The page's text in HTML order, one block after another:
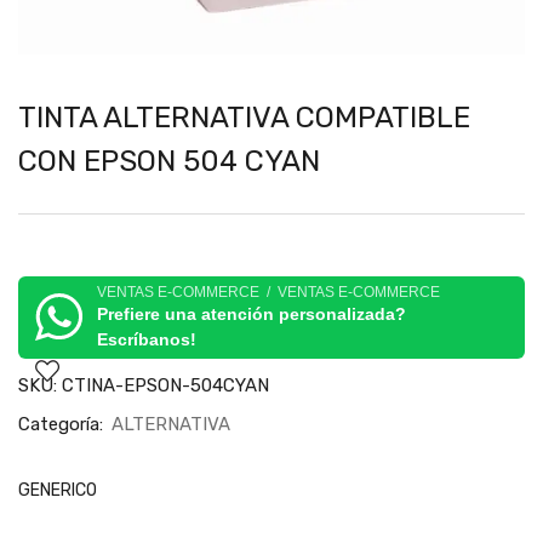
TINTA ALTERNATIVA COMPATIBLE
CON EPSON 504 CYAN
VENTAS E-COMMERCE / VENTAS E-COMMERCE
Prefiere una atención personalizada?
Escríbanos!
SKU: CTINA-EPSON-504CYAN
Categoría: ALTERNATIVA
GENERICO